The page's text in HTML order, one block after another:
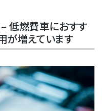
低燃費車におすす
が増えています